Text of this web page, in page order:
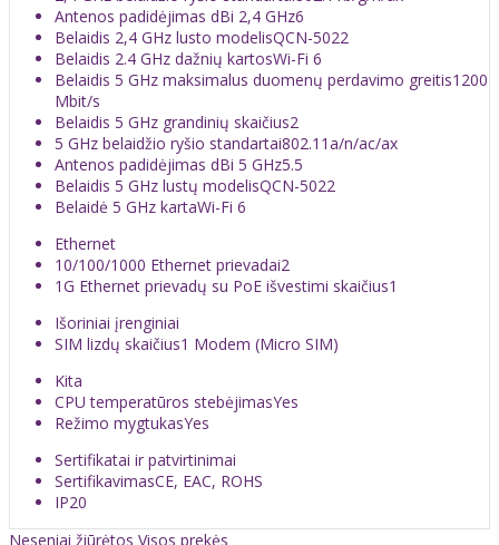
Antenos padidėjimas dBi 2,4 GHz6
Belaidis 2,4 GHz lusto modelisQCN-5022
Belaidis 2.4 GHz dažnių kartosWi-Fi 6
Belaidis 5 GHz maksimalus duomenų perdavimo greitis1200
Mbit/s
Belaidis 5 GHz grandinių skaičius2
5 GHz belaidžio ryšio standartai802.11a/n/ac/ax
Antenos padidėjimas dBi 5 GHz5.5
Belaidis 5 GHz lustų modelisQCN-5022
Belaidė 5 GHz kartaWi-Fi 6
Ethernet
10/100/1000 Ethernet prievadai2
1G Ethernet prievadų su PoE išvestimi skaičius1
Išoriniai įrenginiai
SIM lizdų skaičius1 Modem (Micro SIM)
Kita
CPU temperatūros stebėjimasYes
Režimo mygtukasYes
Sertifikatai ir patvirtinimai
SertifikavimasCE, EAC, ROHS
IP20
Neseniai žiūrėtos Visos prekės